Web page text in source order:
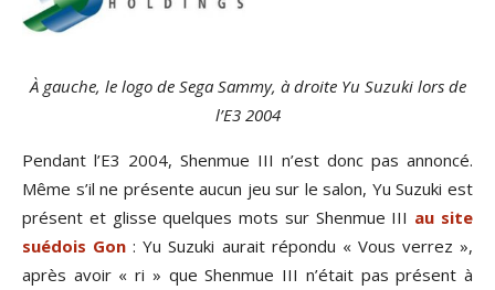
À gauche, le logo de Sega Sammy, à droite Yu Suzuki lors de
l’E3 2004
Pendant l’E3 2004, Shenmue III n’est donc pas annoncé.
Même s’il ne présente aucun jeu sur le salon, Yu Suzuki est
présent et glisse quelques mots sur Shenmue III au site
suédois Gon : Yu Suzuki aurait répondu « Vous verrez »,
après avoir « ri » que Shenmue III n’était pas présent à